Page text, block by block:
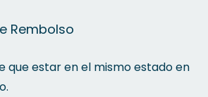
Rembolso
que estar en el mismo estado en